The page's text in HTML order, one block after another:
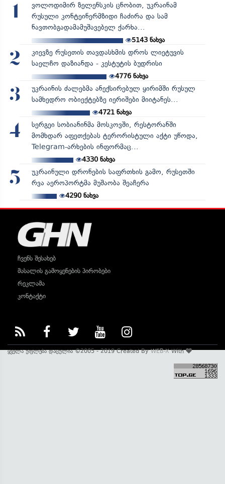
1
ვოლოდიმირ ზელენსკის ცნობით, უკრაინამ
რუსული კონტეინერმზიდი ჩაძირა და სამ
ნავთობგადამამუშავებელ ქარხა...
5143 ნახვა
2
კიევზე რუსეთის თავდასხმის დროს ლიეტუვის
საელჩო დაზიანდა - კესტუტის ბუდრისი
4776ნახვა
3
უკრაინის ძალებმა ანექსირებულ ყირიმში რუსულ
სამხედრო ობიექტებზე იერიშები მიიტანეს...
4721ნახვა
4
სერგეი სობიანინმა მოსკოვში, რესტორანში
მომხდარ აფეთქებას ტერორისტული აქტი უწოდა,
Telegram-არხების ინფორმაც...
4330ნახვა
5
უკრაინული დრონების საფრთხის გამო, რუსეთში
რვა აეროპორტმა მუშაობა შეაჩერა
4290ნახვა
ჩვენს შესახებ
მასალის გამოყენების პირობები
რეკლამა
კონტაქტი
ყველა უფლება დაცულია ©2005 - 2019 Created ByWEB-XWith